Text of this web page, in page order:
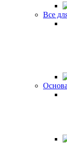
Все